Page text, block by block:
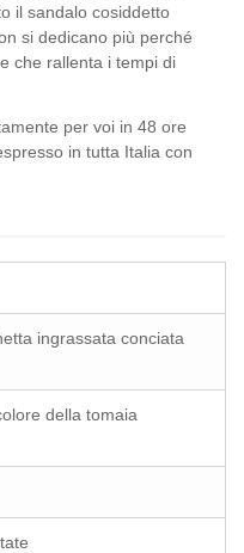
il sandalo cosiddetto
si dedicano più perché
che rallenta i tempi di
per voi in 48 ore
in tutta Italia con
ingrassata conciata
della tomaia